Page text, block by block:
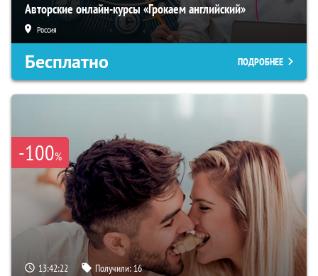
Авторские онлайн-курсы «Грокаем английский»
Россия
Бесплатно ПОДРОБНЕЕ
-100%
13:42:21 Получили:16